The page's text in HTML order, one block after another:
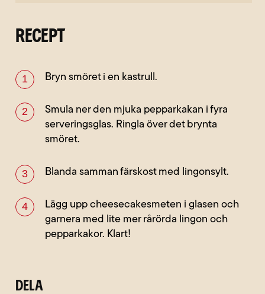
RECEPT
Bryn smöret i en kastrull.
Smula ner den mjuka pepparkakan i fyra
serveringsglas. Ringla över det brynta
smöret.
Blanda samman färskost med lingonsylt.
Lägg upp cheesecakesmeten i glasen och
garnera med lite mer rårörda lingon och
pepparkakor. Klart!
Dela